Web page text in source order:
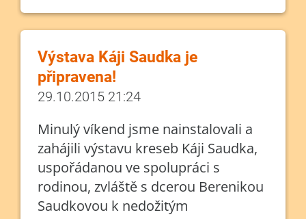
Výstava Káji Saudka je
připravena!
29.10.2015 21:24
Minulý víkend jsme nainstalovali a
zahájili výstavu kreseb Káji Saudka,
uspořádanou ve spolupráci s
rodinou, zvláště s dcerou Berenikou
Saudkovou k nedožitým